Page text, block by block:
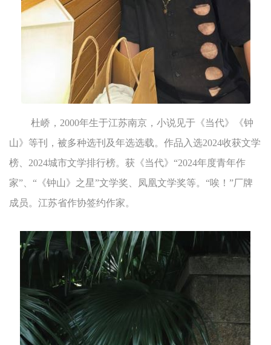
杜峤，2000年生于江苏南京，小说见于《当代》《钟
山》等刊，被多种选刊及年选选载。作品入选2024收获文学
榜、2024城市文学排行榜。获《当代》“2024年度青年作
家”、“《钟山》之星”文学奖、凤凰文学奖等。“唉！”厂牌
成员。江苏省作协签约作家。